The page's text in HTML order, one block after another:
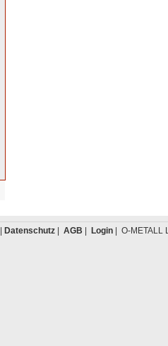
Datenschutz| AGB Login| O-METALL